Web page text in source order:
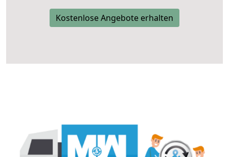
Kostenlose Angebote erhalten